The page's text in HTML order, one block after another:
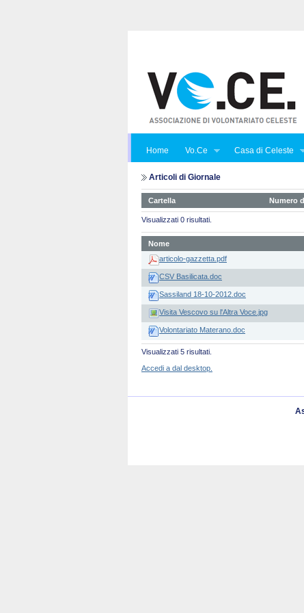
Home Vo.Ce Casa di Celeste
Articoli di Giornale
Cartella Numero
Visualizzati 0 risultati.
Nome
articolo-gazzetta.pdf
CSV Basilicata.doc
Sassiland 18-10-2012.doc
Visita Vescovo su l'Altra Voce.jpg
Volontariato Materano.doc
Visualizzati 5 risultati.
Accedi a dal desktop.